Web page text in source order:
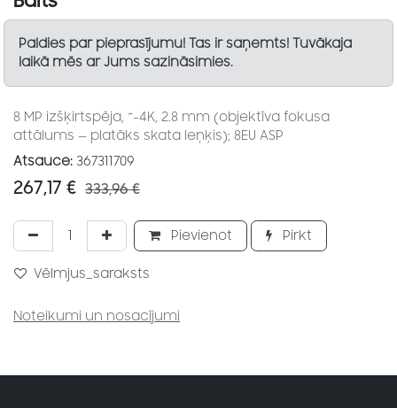
Paldies par pieprasījumu! Tas ir saņemts! Tuvākaja
laikā mēs ar Jums sazināsimies.
8 MP izšķirtspēja, ~-4K, 2.8 mm (objektīva fokusa
attālums — platāks skata leņķis); 8EU ASP
Atsauce: 367311709
267,17 € 333,96€
Pievienot Pirkt
Vēlmjus_saraksts
Noteikumi un nosacījumi